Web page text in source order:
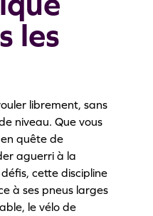
les
librement, sans
niveau. Que vous
quête de
aguerri à la
cette discipline
à ses pneus larges
le vélo de